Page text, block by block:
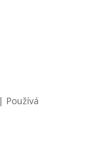
| Používá